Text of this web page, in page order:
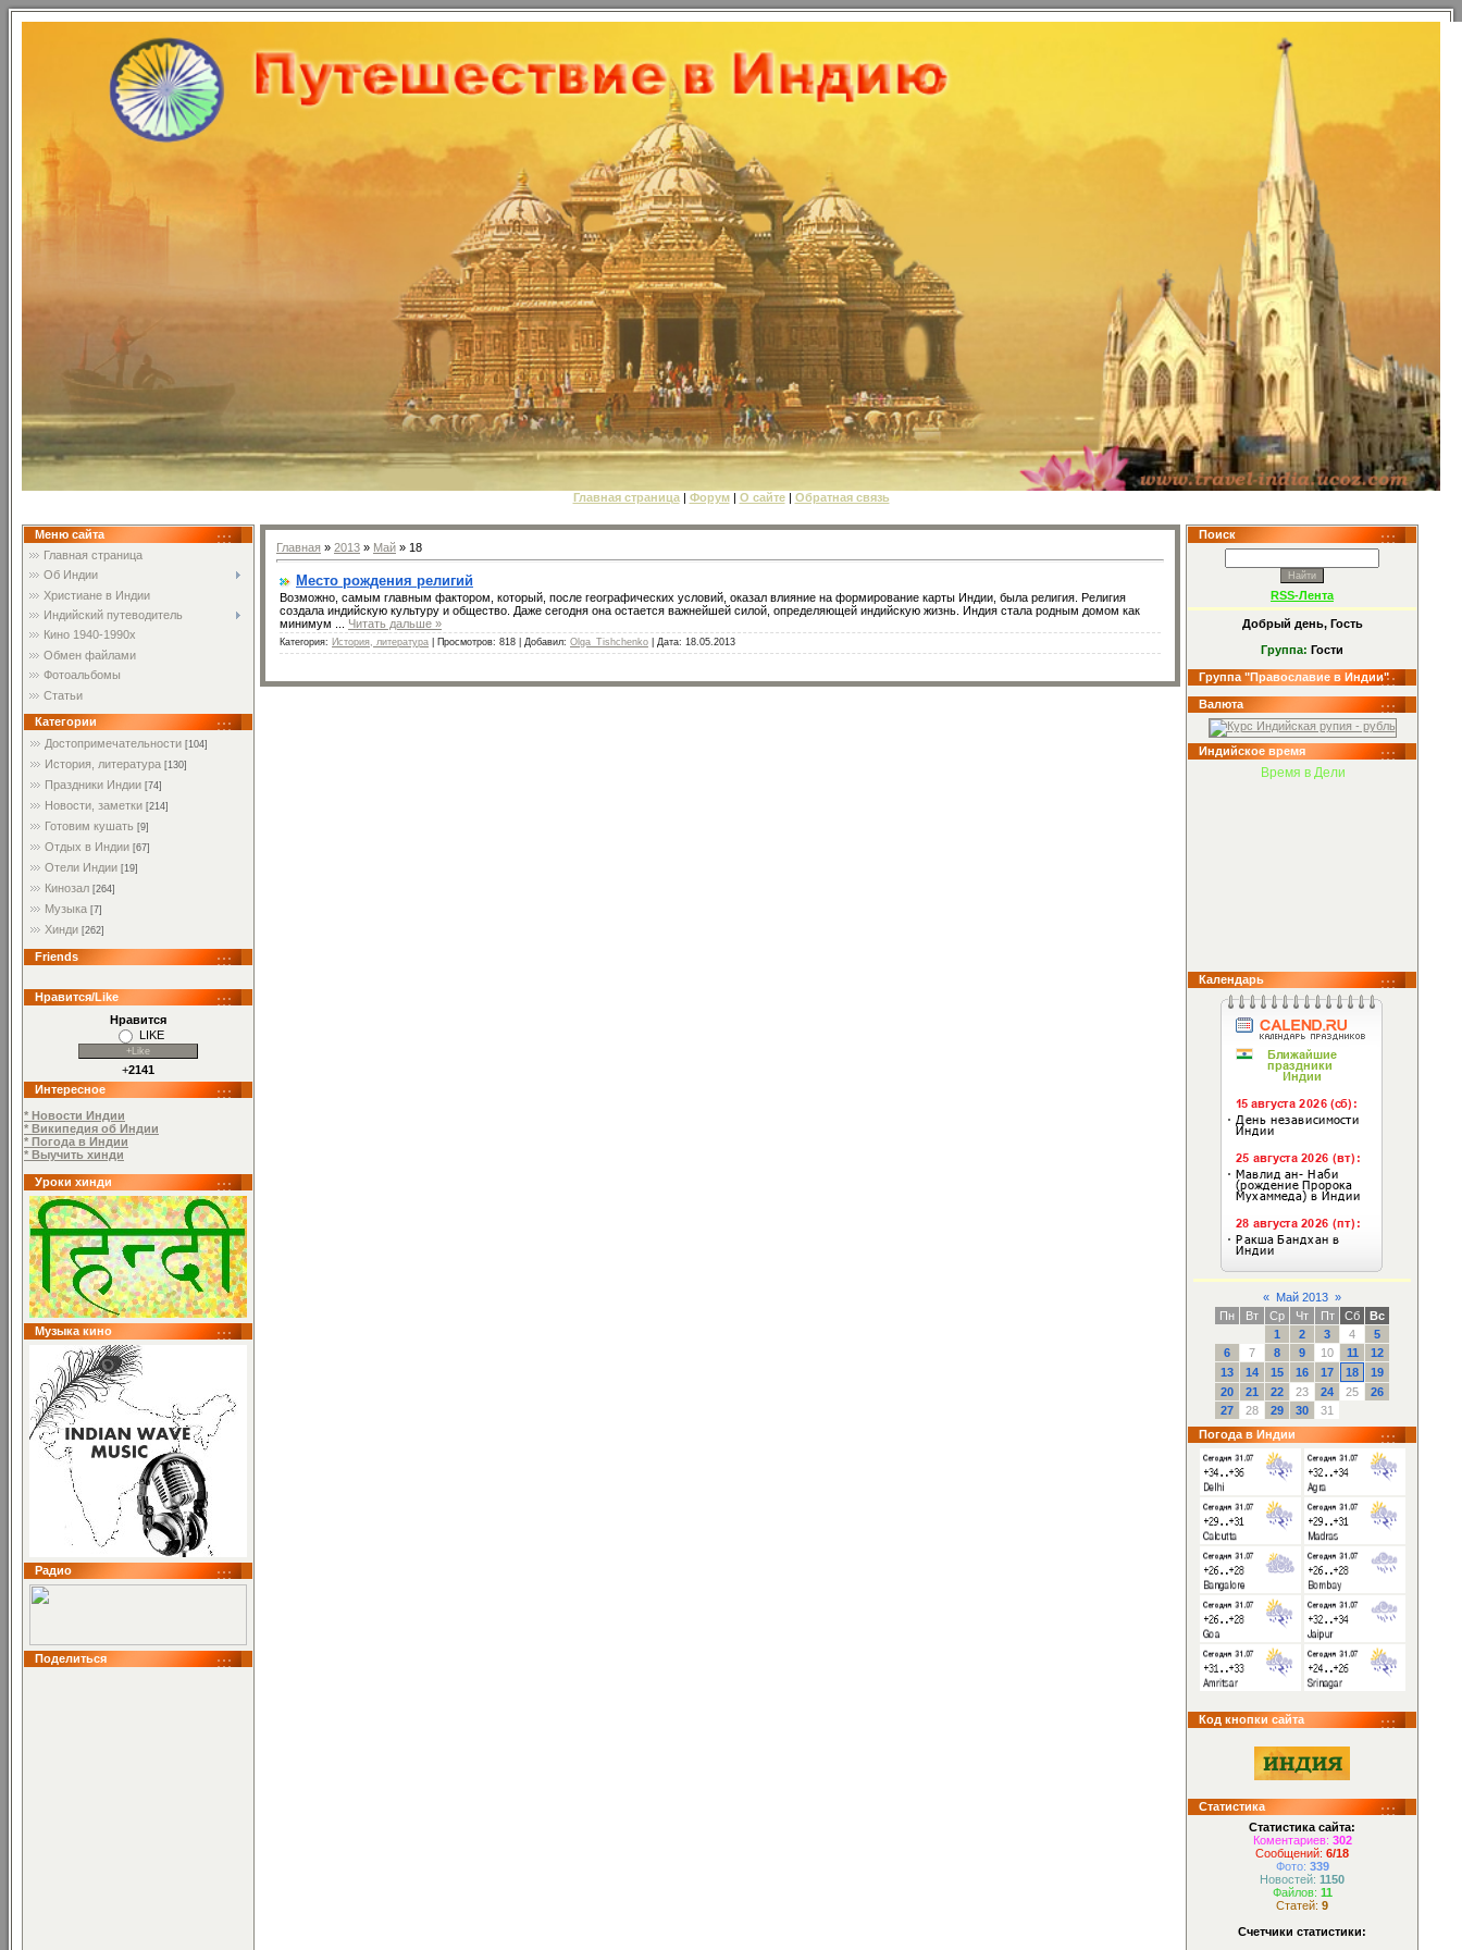
Главная страница Форум| О сайте| Обратная связь
Меню сайта
Главная страница
Об Индии
Христиане в Индии
Индийский путеводитель
Кино 1940-1990х
Обмен файлами
Фотоальбомы
Статьи
Категории
Достопримечательности [104]
История, литература [130]
Праздники Индии [74]
Новости, заметки [214]
Готовим кушать [9]
Отдых в Индии [67]
Отели Индии [19]
Кинозал [264]
Музыка [7]
Хинди [262]
Friends
Нравится/Like
Нравится
LIKE
+2141
Интересное
* Новости Индии
* Википедия об Индии
* Погода в Индии
* Выучить хинди
Уроки хинди
Музыка кино
Радио
Поделиться
Главная » 2013 » Май » 18
Место рождения религий
Возможно, самым главным фактором, который, после географических условий, оказал влияние на формирование карты Индии, была религия. Религия
создала индийскую культуру и общество. Даже сегодня она остается важнейшей силой, определяющей индийскую жизнь. Индия стала родным домом как
минимум
Читать дальше »
Категория: История, литература | Просмотров: 818 | Добавил: Olga_Tishchenko | Дата: 18.05.2013
Поиск
RSS-Лента
Добрый день, Гость
Группа: Гости
Группа "Православие в Индии"
Валюта
Индийское время
Время в Дели
Календарь
« Май 2013 »
Пн
Вт Ср Чт Пт Сб
Вс
1
2 3 4
5
6
7 8 9 10 11
12
13
14 15 16 17 18
19
20
21 22 23 24 25
26
27
28 29 30
31
Погода в Индии
Код кнопки сайта
Статистика
Статистика сайта:
Коментариев: 302
Сообщений: 6/18
Фото: 339
Новостей: 1150
Файлов: 11
Статей: 9
Счетчики статистики: